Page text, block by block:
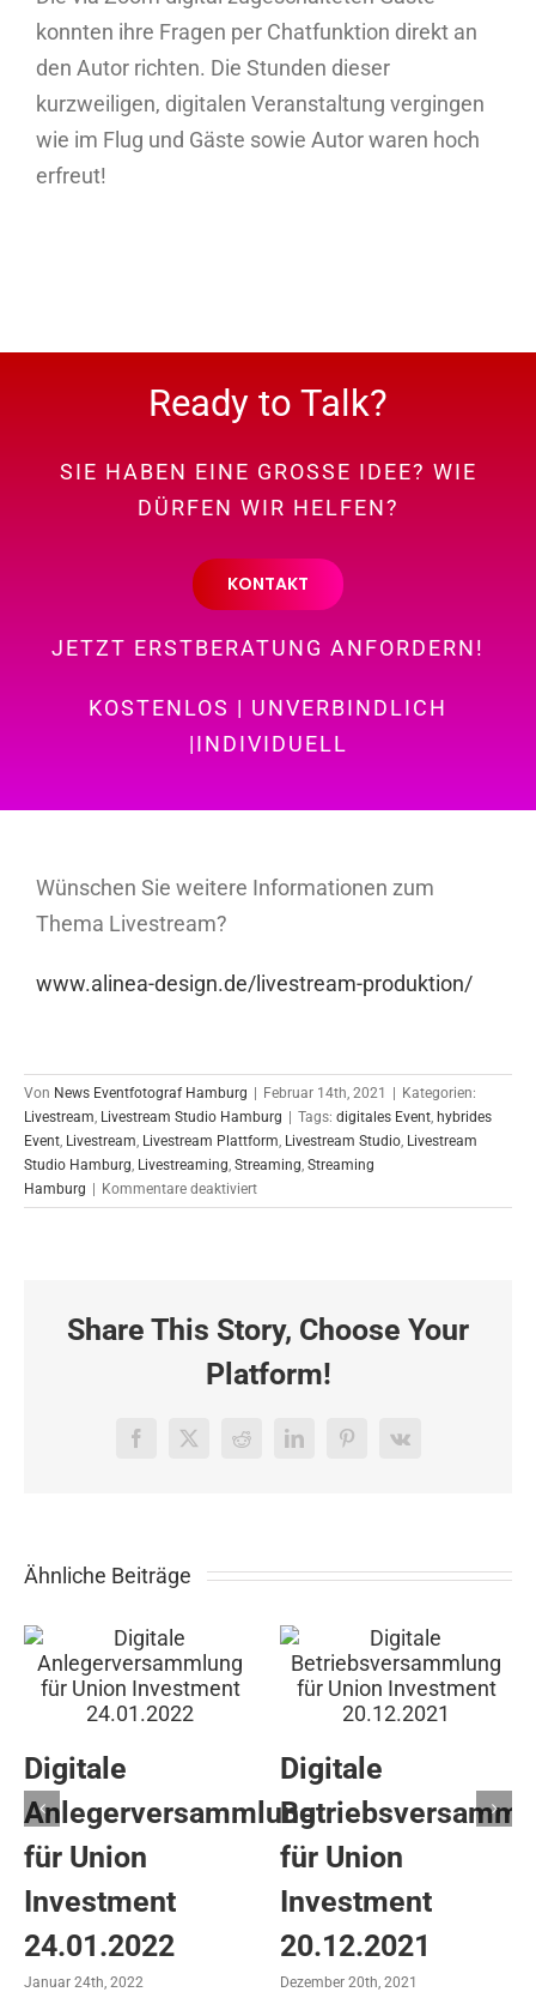
konnten ihre Fragen per Chatfunktion direkt an
den Autor richten. Die Stunden dieser
kurzweiligen, digitalen Veranstaltung vergingen
wie im Flug und Gäste sowie Autor waren hoch
erfreut!
Ready to Talk?
SIE HABEN EINE GROSSE IDEE? WIE
DÜRFEN WIR HELFEN?
KONTAKT
JETZT ERSTBERATUNG ANFORDERN!
KOSTENLOS | UNVERBINDLICH
|INDIVIDUELL
Wünschen Sie weitere Informationen zum
Thema Livestream?
www.alinea-design.de/livestream-produktion/
Von News Eventfotograf Hamburg | Februar 14th, 2021 | Kategorien:
Livestream Livestream Studio Hamburg | Tags: digitales Event hybrides
Event Livestream Livestream Plattform Livestream Studio Livestream
Studio Hamburg Livestreaming Streaming Streaming
Hamburg | Kommentare deaktiviertfür
Digitale
per
14.02.2021
Share This Story, Choose Your
Platform!
Facebook
X RedditLinkedInPinterest
Vk
Ähnliche Beiträge
Digitale
Anlegerversammlung
für Union
Investment
24.01.2022
Januar 24th, 2022
Digitale
für Union
Investment
20.12.2021
Dezember 20th, 2021